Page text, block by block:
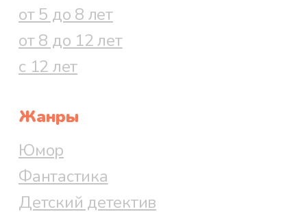
от 5 до 8 лет
от 8 до 12 лет
с 12 лет
Жанры
Юмор
Фантастика
Детский детектив